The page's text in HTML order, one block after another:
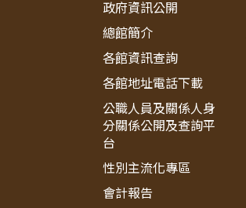
政府資訊公開
總館簡介
各館資訊查詢
各館地址電話下載
公職人員及關係人身
分關係公開及查詢平
台
性別主流化專區
會計報告